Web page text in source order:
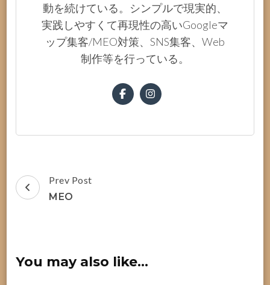
動を続けている。シンプルで現実的、
実践しやすくて再現性の高いGoogleマ
ップ集客/MEO対策、SNS集客、Web
制作等を行っている。
Post
Navigation
Prev Post
MEO
You may also like...